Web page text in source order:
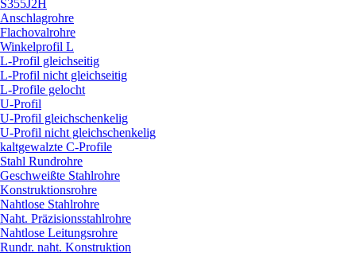
S355J2H
Anschlagrohre
Flachovalrohre
Winkelprofil L
L-Profil gleichseitig
L-Profil nicht gleichseitig
L-Profile gelocht
U-Profil
U-Profil gleichschenkelig
U-Profil nicht gleichschenkelig
kaltgewalzte C-Profile
Stahl Rundrohre
Geschweißte Stahlrohre
Konstruktionsrohre
Nahtlose Stahlrohre
Naht. Präzisionsstahlrohre
Nahtlose Leitungsrohre
Rundr. naht. Konstruktion